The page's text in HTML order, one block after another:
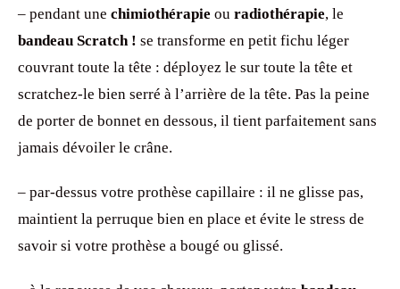
– pendant une chimiothérapie ou radiothérapie, le
bandeau Scratch ! se transforme en petit fichu léger
couvrant toute la tête : déployez le sur toute la tête et
scratchez-le bien serré à l’arrière de la tête. Pas la peine
de porter de bonnet en dessous, il tient parfaitement sans
jamais dévoiler le crâne.
– par-dessus votre prothèse capillaire : il ne glisse pas,
maintient la perruque bien en place et évite le stress de
savoir si votre prothèse a bougé ou glissé.